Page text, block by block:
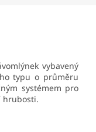
vybavený
typu o průměru
systémem pro
hrubosti.